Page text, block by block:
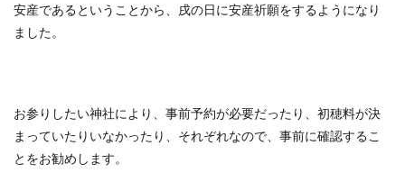
安産であるということから、戌の日に安産祈願をするようになり
ました。
お参りしたい神社により、事前予約が必要だったり、初穂料が決
まっていたりいなかったり、それぞれなので、事前に確認するこ
とをお勧めします。